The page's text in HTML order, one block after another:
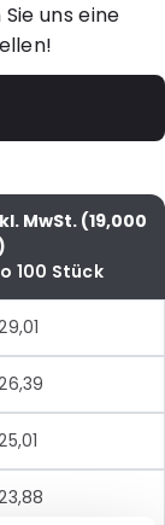
uns eine
MwSt. (19,000
100 Stück